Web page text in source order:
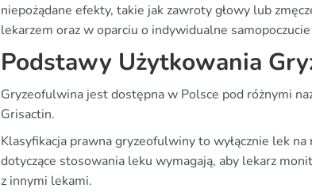
niepożądane efekty, takie jak zawroty głowy lub
lekarzem oraz w oparciu o indywidualne
Podstawy Użytkowania
Gryzeofulwina jest dostępna w Polsce pod różnymi
Grisactin.
Klasyfikacja prawna gryzeofulwiny to wyłącznie lek
dotyczące stosowania leku wymagają, aby lekarz
z innymi lekami.